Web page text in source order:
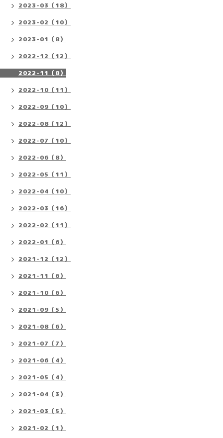
2023-03（18）
2023-02（10）
2023-01（8）
2022-12（12）
2022-11（8）
2022-10（11）
2022-09（10）
2022-08（12）
2022-07（10）
2022-06（8）
2022-05（11）
2022-04（10）
2022-03（16）
2022-02（11）
2022-01（6）
2021-12（12）
2021-11（6）
2021-10（6）
2021-09（5）
2021-08（6）
2021-07（7）
2021-06（4）
2021-05（4）
2021-04（3）
2021-03（5）
2021-02（1）